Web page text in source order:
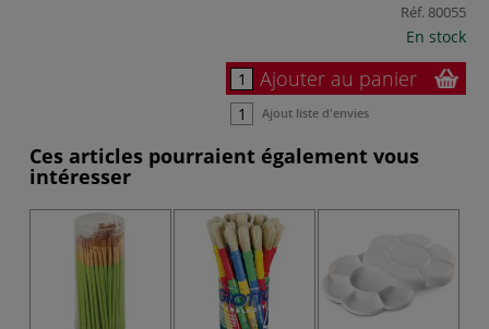
Réf. 80055
En stock
Ajouter au panier
Ajout liste d'envies
Ces articles pourraient également vous
intéresser